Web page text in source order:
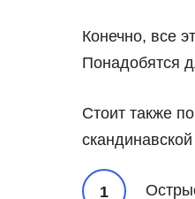
Конечно, все
Понадобятся
Стоит также